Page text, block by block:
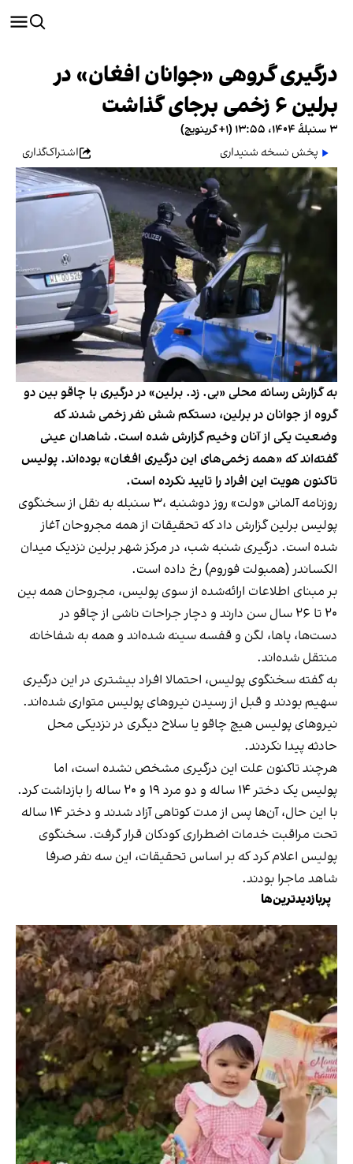
درگیری گروهی «جوانان افغان» در
برلین ۶ زخمی برجای گذاشت
۳ سنبلهٔ ۱۴۰۴، ۱۳:۵۵ (‎+۱ گرینویچ)
پخش نسخه شنیداری
اشتراک‌گذاری
به گزارش رسانه محلی «بی. زد. برلین» در درگیری با چاقو بین دو
گروه از جوانان در برلین، دستکم شش نفر زخمی شدند که
وضعیت یکی از آنان وخیم گزارش شده است. شاهدان عینی
گفته‌اند که «همه زخمی‌های این درگیری افغان» بوده‌اند. پولیس
تاکنون هویت این افراد را تایید نکرده است.
روزنامه آلمانی «ولت» روز دوشنبه ،۳ سنبله به نقل از سخنگوی
پولیس برلین گزارش داد که تحقیقات از همه مجروحان آغاز
شده است. درگیری شنبه شب،‌ در مرکز شهر برلین نزدیک میدان
الکساندر (همبولت فوروم) رخ داده است.
بر مبنای اطلاعات ارائه‌شده از سوی پولیس، مجروحان همه بین
۲۰ تا ۲۶ سال سن دارند و دچار جراحات ناشی از چاقو در
دست‌ها، پاها، لگن و قفسه‌ سینه شده‌اند و همه به شفاخانه
منتقل شده‌اند.
به گفته سخنگوی پولیس، احتمالا افراد بیشتری در این درگیری
سهیم بودند و قبل از رسیدن نیروهای پولیس متواری شده‌اند.
نیروهای پولیس هیچ چاقو یا سلاح دیگری در نزدیکی محل
حادثه پیدا نکردند.
هرچند تاکنون علت این درگیری مشخص نشده است، اما
پولیس یک دختر ۱۴ ساله و دو مرد ۱۹ و ۲۰ ساله را بازداشت کرد.
با این حال، آن‌ها پس از مدت کوتاهی آزاد شدند و دختر ۱۴ ساله
تحت مراقبت خدمات اضطراری کودکان قرار گرفت. سخنگوی
پولیس اعلام کرد که بر اساس تحقیقات، این سه نفر صرفا
شاهد ماجرا بودند.
پربازدیدترین‌ها